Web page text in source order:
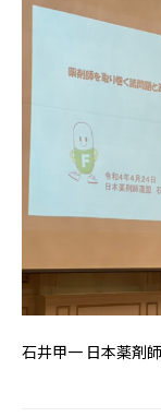
石井甲一 日本薬剤